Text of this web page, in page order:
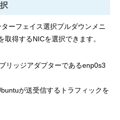
ーフェイス選択プルダウンメニ
取得するNICを選択できます。
リッジアダプターであるenp0s3
が送受信するトラフィックを